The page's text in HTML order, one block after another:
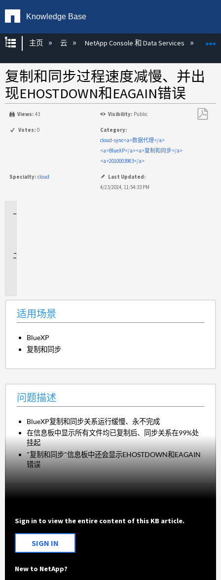
Knowledge Base
扩展/隐缩全局层次
主页 云 NetApp Console 和 Data Services
复制和同步过程速度减慢、并出
现EHOSTDOWN和EAGAIN错误
Views: 43 Visibility: Public
Votes: 0
Category:
cloud-sync<a>数据代理</a>
<a>BlueXP</a><a>复制和同步</a>
<a>2010003983</a>
Specialty: cloud
Last Updated:
4/23/2024, 11:54:33 PM
适用场景
BlueXP
复制和同步
问题描述
BlueXP复制和同步关系运行缓慢、永不完成
在信息板中显示所有文件均已复制后、同步关系在99%处
挂起
"复制和同步"信息板中还会显示EHOSTDOWN和EAGAIN
错误
Sign in to view the entire content of this KB article.
SIGN IN
New to NetApp?